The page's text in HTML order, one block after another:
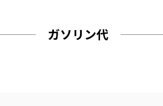
ガソリン代